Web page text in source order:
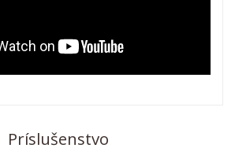
Príslušenstvo